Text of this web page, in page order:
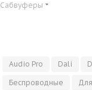
Сабвуферы
Audio Pro Dali
Беспроводные